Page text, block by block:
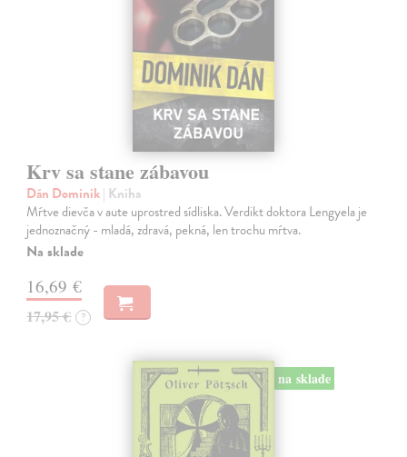
Krv sa stane zábavou
Dán Dominik| Kniha
Mŕtve dievča v aute uprostred sídliska. Verdikt doktora Lengyela je
jednoznačný - mladá, zdravá, pekná, len trochu mŕtva.
Na sklade
16,69 €
17,95 € ?
na sklade